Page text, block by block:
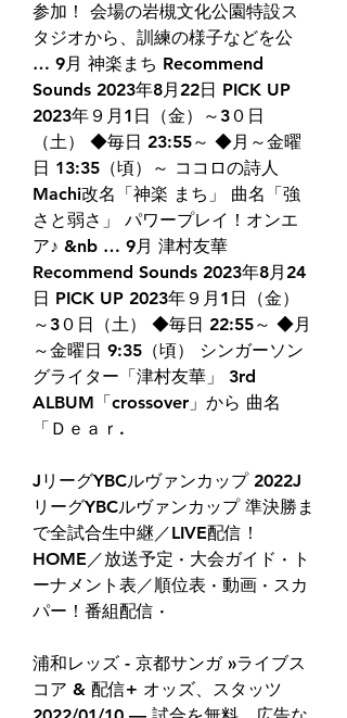
参加！ 会場の岩槻文化公園特設ス
タジオから、訓練の様子などを公
… 9月 神楽まち Recommend
Sounds 2023年8月22日 PICK UP
2023年９月1日（金）～3０日
（土） ◆毎日 23:55～ ◆月～金曜
日 13:35（頃）～ ココロの詩人
Machi改名「神楽 まち」 曲名「強
さと弱さ」 パワープレイ！オンエ
ア♪ &nb … 9月 津村友華
Recommend Sounds 2023年8月24
日 PICK UP 2023年９月1日（金）
～3０日（土） ◆毎日 22:55～ ◆月
～金曜日 9:35（頃） シンガーソン
グライター「津村友華」 3rd
ALBUM「crossover」から 曲名
「Ｄｅａｒ.
JリーグYBCルヴァンカップ 2022J
リーグYBCルヴァンカップ 準決勝ま
で全試合生中継／LIVE配信！
HOME／放送予定 · 大会ガイド · ト
ーナメント表／順位表 · 動画 · スカ
パー！番組配信 ·
浦和レッズ - 京都サンガ »ライブス
コア & 配信+ オッズ、スタッツ